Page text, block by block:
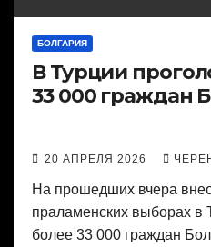
БОЛГАРИЯ
В Турции
33 000 граждан
20 АПРЕЛЯ 2026
На прошедших вчера
праламенских выборах в
более 33 000 граждан